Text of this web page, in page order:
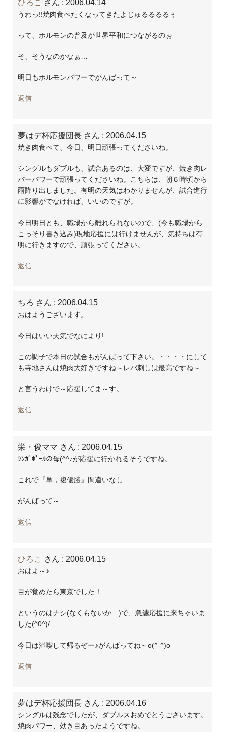
ひろこ さん : 2006.04.14
うわっ!!焼肉食べたくなってきたよじゅるるるるぅ
って、ホルモンの普及が世界平和につながるのぉ
そ、そうなのかなぁ…
明日もホルモンパワーでがんばって～
返信
夢はデ杯応援団長 さん : 2006.04.15
焼き肉食べて、今日、明日頑張ってくださいね。
シングルもダブルも、試合あるのは、大変ですが、焼き肉レ
バーパワーで頑張ってくださいね。こちらは、朝６時頃から
雨降り出しました。有明の天気はわかりませんが、試合進行
に影響がでなければ、いいのですが。
今日明日とも、職場から離れられないので、(今も職場から
こっそり書き込み)現地応援には行けませんが、気持ちは有
明に行きますので、頑張ってください。
返信
ちろ さん : 2006.04.15
おはようございます。
今日はいい天気でなにより!
この調子で本日の試合もがんばって下さい。・・・・にして
も寺地さんは焼肉大好きですね～レバ刺しは最高ですね～
と言うわけで～応援してま～す。
返信
栄・俊ママ さん : 2006.04.15
ｼﾝｶﾞﾎﾟｰﾙの母(^^♪が応援に行かれるそうですね。
これで『単，複優勝』間違いなし
がんばって～
返信
ひろこ さん : 2006.04.15
おはよ～♪
目が覚めたら東京でした！
というのはナシ(なくもないか…)で、急遽応援に来ちゃいま
した(^0^)/
今日は満喫して帰るぞー♪がんばってね～o(^-^)o
返信
夢はデ杯応援団長 さん : 2006.04.16
シングルは残念でしたが、ダブルスおめでとうございます。
焼肉パワー、効き目あったようですね。